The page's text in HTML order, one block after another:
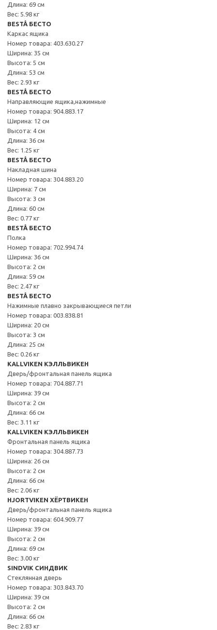
Длина: 69 см
Вес: 5.98 кг
BESTÅ БЕСТО
Каркас ящика
Номер товара: 403.630.27
Ширина: 35 см
Высота: 5 см
Длина: 53 см
Вес: 2.93 кг
BESTÅ БЕСТО
Направляющие ящика,нажимные
Номер товара: 904.883.17
Ширина: 12 см
Высота: 4 см
Длина: 36 см
Вес: 1.25 кг
BESTÅ БЕСТО
Накладная шина
Номер товара: 304.883.20
Ширина: 7 см
Высота: 3 см
Длина: 60 см
Вес: 0.77 кг
BESTÅ БЕСТО
Полка
Номер товара: 702.994.74
Ширина: 36 см
Высота: 2 см
Длина: 59 см
Вес: 2.47 кг
BESTÅ БЕСТО
Нажимные плавно закрывающиеся петли
Номер товара: 003.838.81
Ширина: 20 см
Высота: 3 см
Длина: 25 см
Вес: 0.26 кг
KALLVIKEN КЭЛЛЬВИКЕН
Дверь/фронтальная панель ящика
Номер товара: 704.887.71
Ширина: 39 см
Высота: 2 см
Длина: 66 см
Вес: 3.11 кг
KALLVIKEN КЭЛЛЬВИКЕН
Фронтальная панель ящика
Номер товара: 304.887.73
Ширина: 26 см
Высота: 2 см
Длина: 66 см
Вес: 2.06 кг
HJORTVIKEN ХЁРТВИКЕН
Дверь/фронтальная панель ящика
Номер товара: 604.909.77
Ширина: 39 см
Высота: 2 см
Длина: 69 см
Вес: 3.00 кг
SINDVIK СИНДВИК
Стеклянная дверь
Номер товара: 303.843.70
Ширина: 39 см
Высота: 2 см
Длина: 66 см
Вес: 2.83 кг